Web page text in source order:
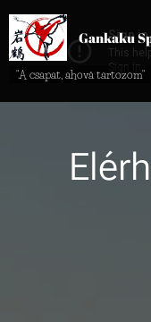
Gankaku
"A csapat, ahová tartozom"